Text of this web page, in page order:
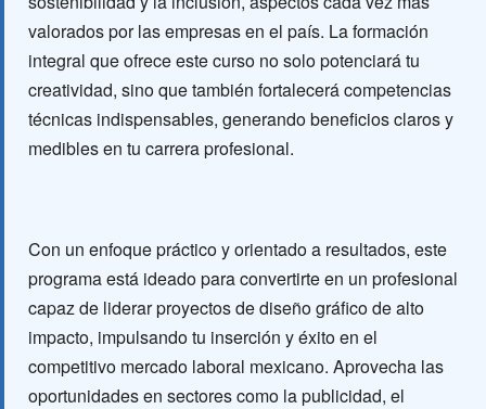
valorados por las empresas en el país. La formación
integral que ofrece este curso no solo potenciará tu
creatividad, sino que también fortalecerá competencias
técnicas indispensables, generando beneficios claros y
medibles en tu carrera profesional.
Con un enfoque práctico y orientado a resultados, este
programa está ideado para convertirte en un profesional
capaz de liderar proyectos de diseño gráfico de alto
impacto, impulsando tu inserción y éxito en el
competitivo mercado laboral mexicano. Aprovecha las
oportunidades en sectores como la publicidad, el